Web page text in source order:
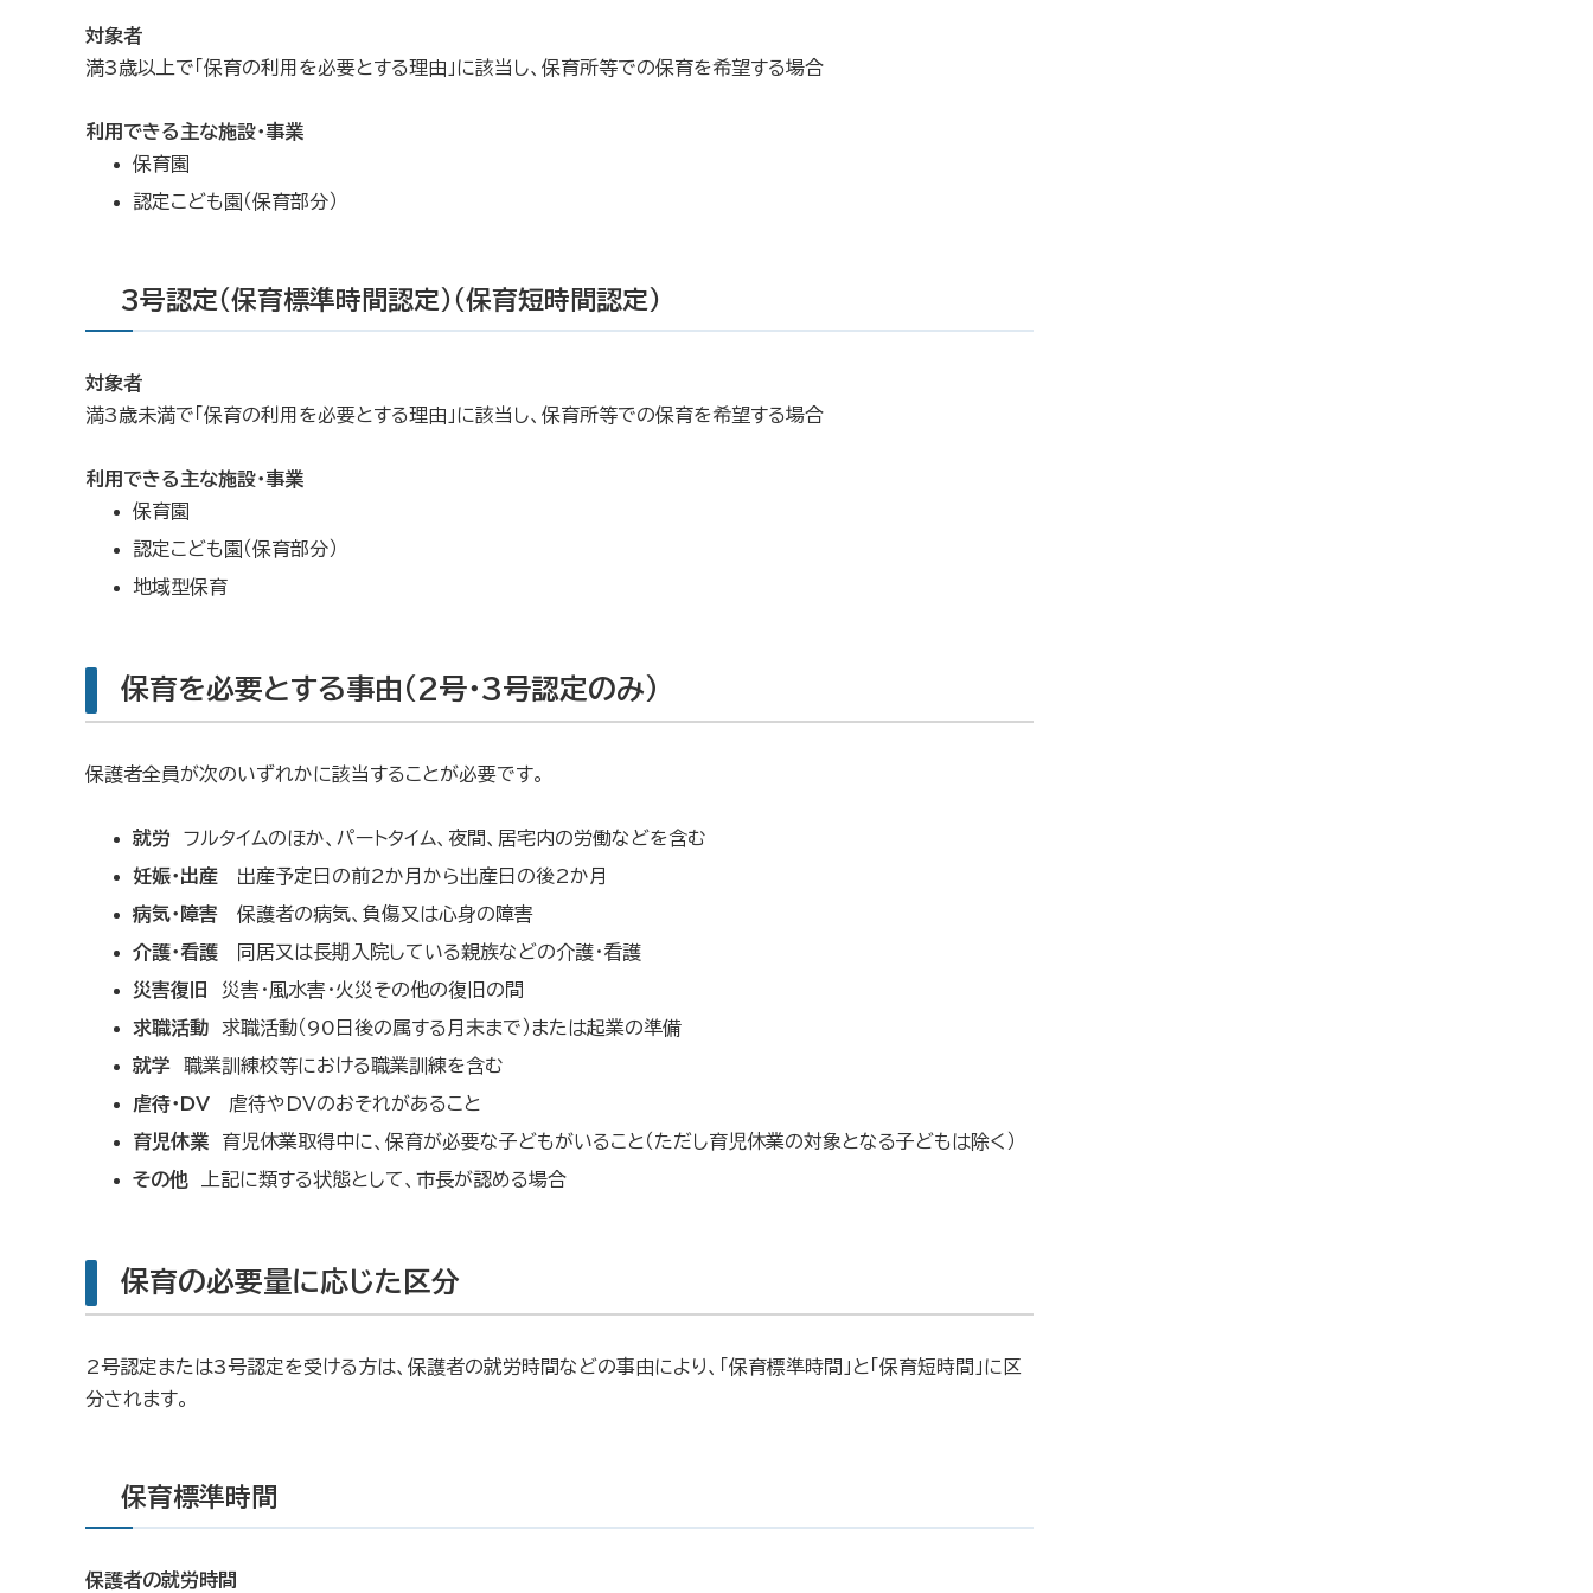
対象者
満3歳以上で「保育の利用を必要とする理由」に該当し、保育所等での保育を希望する場合
利用できる主な施設・事業
保育園
認定こども園（保育部分）
3号認定（保育標準時間認定）（保育短時間認定）
対象者
満3歳未満で「保育の利用を必要とする理由」に該当し、保育所等での保育を希望する場合
利用できる主な施設・事業
保育園
認定こども園（保育部分）
地域型保育
保育を必要とする事由（2号・3号認定のみ）
保護者全員が次のいずれかに該当することが必要です。
就労 フルタイムのほか、パートタイム、夜間、居宅内の労働などを含む
妊娠・出産 出産予定日の前2か月から出産日の後2か月
病気・障害 保護者の病気、負傷又は心身の障害
介護・看護
同居又は長期入院している親族などの介護・看護
災害復旧 災害・風水害・火災その他の復旧の間
求職活動 求職活動（90日後の属する月末まで）または起業の準備
就学
職業訓練校等における職業訓練を含む
虐待・DV 虐待やDVのおそれがあること
育児休業 育児休業取得中に、保育が必要な子どもがいること（ただし育児休業の対象となる子どもは除く）
その他
上記に類する状態として、市長が認める場合
保育の必要量に応じた区分
2号認定または3号認定を受ける方は、保護者の就労時間などの事由により、「保育標準時間」と「保育短時間」に区
分されます。
保育標準時間
保護者の就労時間